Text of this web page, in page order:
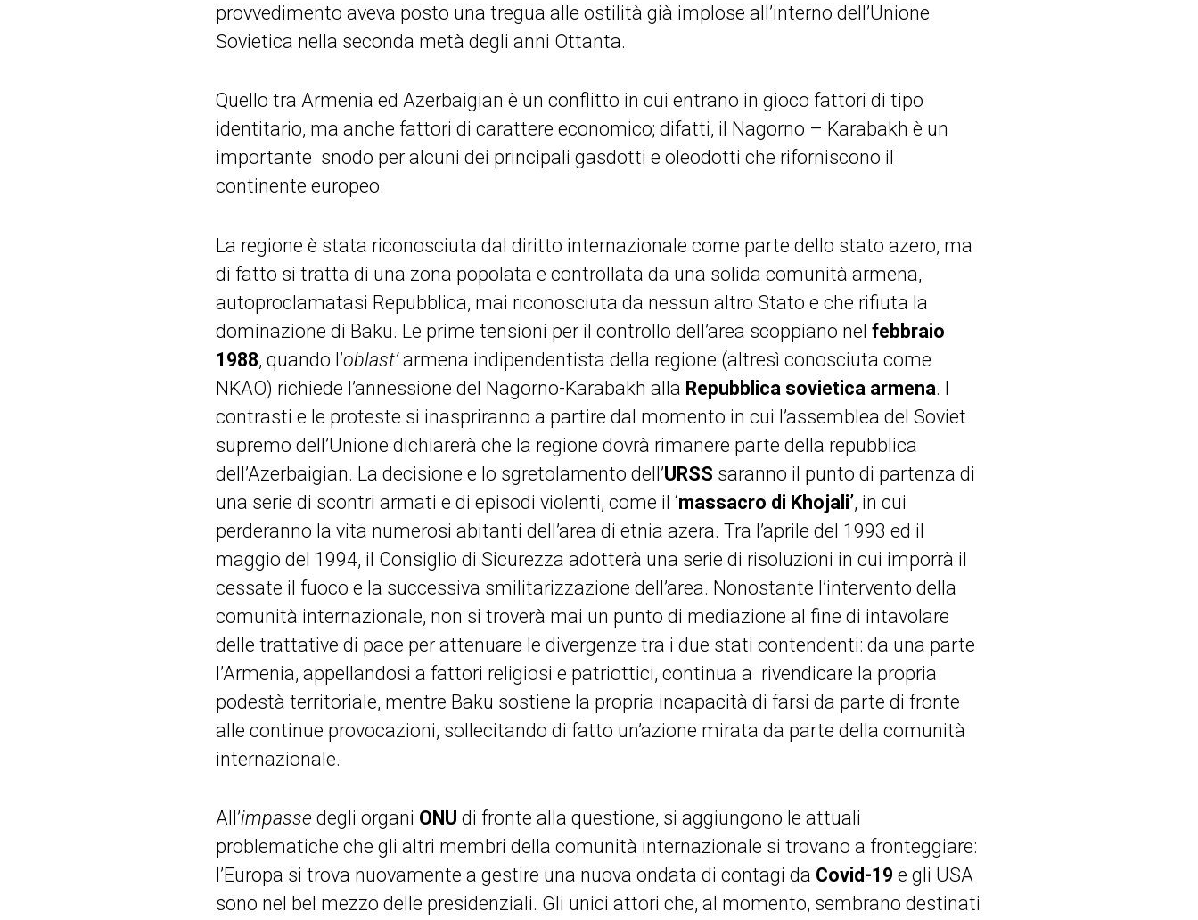
provvedimento aveva posto una tregua alle ostilità già implose all’interno dell’Unione
Sovietica nella seconda metà degli anni Ottanta.
Quello tra Armenia ed Azerbaigian è un conflitto in cui entrano in gioco fattori di tipo
identitario, ma anche fattori di carattere economico; difatti, il Nagorno – Karabakh è un
importante snodo per alcuni dei principali gasdotti e oleodotti che riforniscono il
continente europeo.
La regione è stata riconosciuta dal diritto internazionale come parte dello stato azero, ma
di fatto si tratta di una zona popolata e controllata da una solida comunità armena,
autoproclamatasi Repubblica, mai riconosciuta da nessun altro Stato e che rifiuta la
dominazione di Baku. Le prime tensioni per il controllo dell’area scoppiano nel febbraio
1988, quando l’oblast’armena indipendentista della regione (altresì conosciuta come
NKAO) richiede l’annessione del Nagorno-Karabakh alla Repubblica sovietica armena. I
contrasti e le proteste si inaspriranno a partire dal momento in cui l’assemblea del Soviet
supremo dell’Unione dichiarerà che la regione dovrà rimanere parte della repubblica
dell’Azerbaigian. La decisione e lo sgretolamento dell’URSS saranno il punto di partenza di
una serie di scontri armati e di episodi violenti, come il ‘massacro di Khojali’, in cui
perderanno la vita numerosi abitanti dell’area di etnia azera. Tra l’aprile del 1993 ed il
maggio del 1994, il Consiglio di Sicurezza adotterà una serie di risoluzioni in cui imporrà il
cessate il fuoco e la successiva smilitarizzazione dell’area. Nonostante l’intervento della
comunità internazionale, non si troverà mai un punto di mediazione al fine di intavolare
delle trattative di pace per attenuare le divergenze tra i due stati contendenti: da una parte
l’Armenia, appellandosi a fattori religiosi e patriottici, continua a rivendicare la propria
podestà territoriale, mentre Baku sostiene la propria incapacità di farsi da parte di fronte
alle continue provocazioni, sollecitando di fatto un’azione mirata da parte della comunità
internazionale.
All’impasse degli organi ONU di fronte alla questione, si aggiungono le attuali
problematiche che gli altri membri della comunità internazionale si trovano a fronteggiare:
l’Europa si trova nuovamente a gestire una nuova ondata di contagi da Covid-19 e gli USA
sono nel bel mezzo delle presidenziali. Gli unici attori che, al momento, sembrano destinati